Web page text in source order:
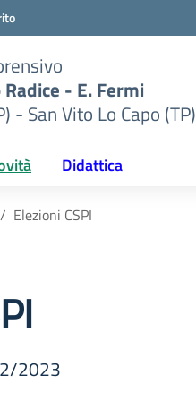
- E. Fermi
- San Vito Lo Capo (TP)
Didattica
Elezioni CSPI
2023